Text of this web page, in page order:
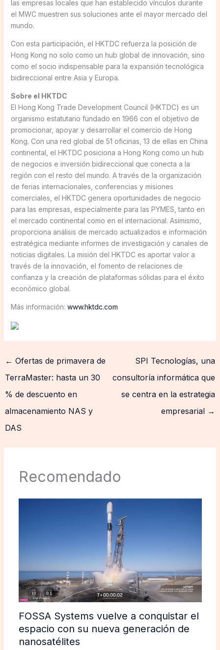
las empresas locales que han establecido vínculos durante
el MWC muestren sus soluciones ante el mayor mercado del
mundo.
Con esta participación, el HKTDC refuerza la posición de
Hong Kong no solo como un hub global de innovación, sino
como el socio indispensable para la expansión tecnológica
bidireccional entre Asia y Europa.
Sobre el HKTDC
El Hong Kong Trade Development Council (HKTDC) es un
organismo estatutario fundado en 1966 con el objetivo de
promocionar, apoyar y desarrollar el comercio de Hong
Kong. Con una red global de 51 oficinas, 13 de ellas en China
continental, el HKTDC posiciona a Hong Kong como un hub
de negocios e inversión bidireccional que conecta a la
región con el resto del mundo. A través de la organización
de ferias internacionales, conferencias y misiones
comerciales, el HKTDC genera oportunidades de negocio
para las empresas, especialmente para las PYMES, tanto en
el mercado continental como en el internacional. Asimismo,
proporciona análisis de mercado actualizados e información
estratégica mediante informes de investigación y canales de
noticias digitales. La misión del HKTDC es aportar valor a
través de la innovación, el fomento de relaciones de
confianza y la creación de plataformas sólidas para el éxito
económico global.
Más información: www.hktdc.com
← Ofertas de primavera de
TerraMaster: hasta un 30
% de descuento en
almacenamiento NAS y
DAS
SPI Tecnologías, una
consultoría informática que
se centra en la estrategia
empresarial →
Recomendado
FOSSA Systems vuelve a conquistar el
espacio con su nueva generación de
nanosatélites